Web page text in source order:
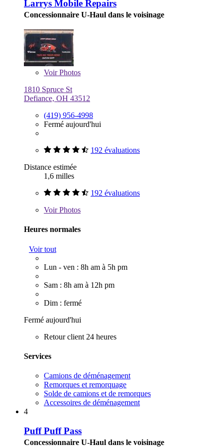
Larrys Mobile Repairs
Concessionnaire U-Haul dans le voisinage
VoirPhotos
1810 Spruce St
Defiance, OH 43512
(419) 956-4998
Fermé aujourd'hui
192 évaluations
Distance estimée
1,6 milles
192 évaluations
VoirPhotos
Heures normales
Voir tout
Lun - ven : 8h am à 5h pm
Sam : 8h am à 12h pm
Dim : fermé
Fermé aujourd'hui
Retour client 24 heures
Services
Camions de déménagement
Remorques et remorquage
Solde de camions et de remorques
Accessoires de déménagement
4
Puff Puff Pass
Concessionnaire U-Haul dans le voisinage